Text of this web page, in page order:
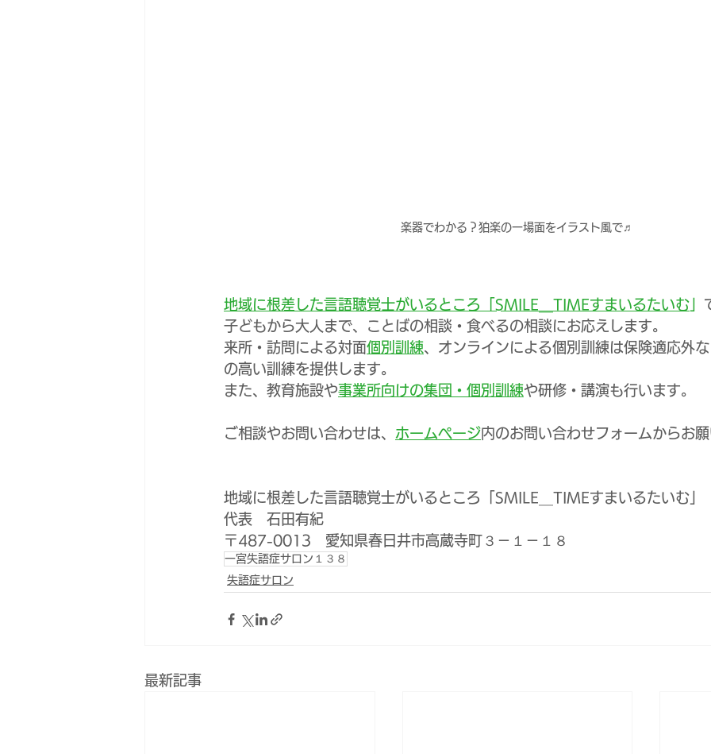
楽器でわかる？狛楽の一場面をイラスト風で♬
地域に根差した言語聴覚士がいるところ「SMILE＿TIMEすまいるたいむ
子どもから大人まで、ことばの相談・食べるの相談にお応えします。
来所・訪問による対面個別訓練、オンラインによる個別訓練は保険適応外
の高い訓練を提供します。
また、教育施設や事業所向けの集団・個別訓練や研修・講演も行います。
ご相談やお問い合わせは、 ホームページ内のお問い合わせフォームからお
地域に根差した言語聴覚士がいるところ「SMILE＿TIMEすまいるたいむ」
代表　石田有紀
〒487-0013　愛知県春日井市高蔵寺町３－１－１８
一宮失語症サロン１３８
失語症サロン
最新記事